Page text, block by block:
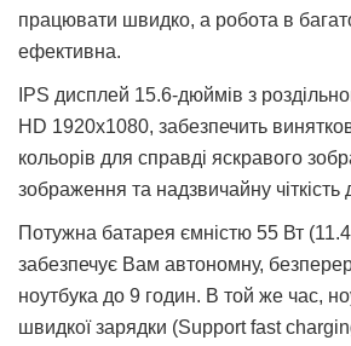
працювати швидко, а робота в
ефективна.
IPS дисплей 15.6-дюймів з
HD 1920x1080, забезпечить
кольорів для справді яскравого
зображення та надзвичайну чіткість
Потужна батарея ємністю 55 Вт
забезпечує Вам автономну,
ноутбука до 9 годин. В той же час,
швидкої зарядки (Support fast